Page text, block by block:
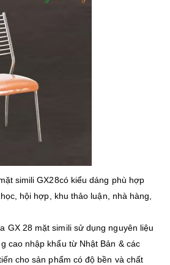
simili GX28có kiểu dáng phù hợp
hội hợp, khu thảo luận, nhà hàng,
GX 28 mặt simili sử dụng nguyên liệu
cao nhập khẩu từ Nhật Bản & các
cho sản phẩm có độ bền và chất